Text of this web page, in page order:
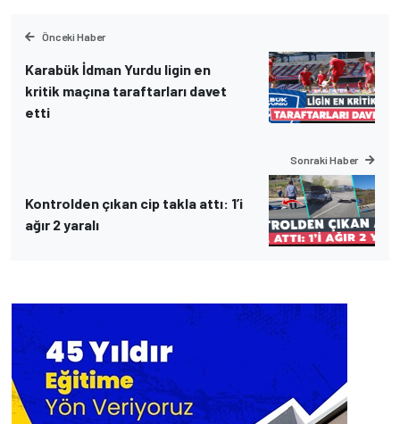
Önceki Haber
Karabük İdman Yurdu ligin en
kritik maçına taraftarları davet
etti
Sonraki Haber
Kontrolden çıkan cip takla attı: 1’i
ağır 2 yaralı